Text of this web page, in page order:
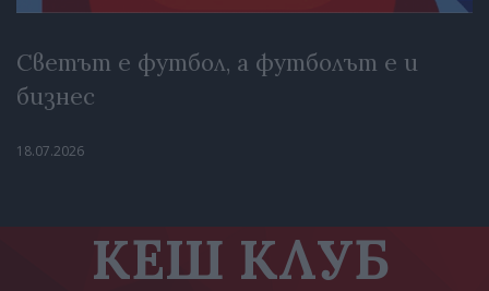
Светът е футбол, а футболът е и
бизнес
18.07.2026
КЕШ КЛУБ